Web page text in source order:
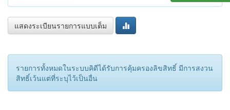
แสดงระเบียนรายการแบบเต็ม
รายการทั้งหมดในระบบคิดีได้รับการคุ้มครองลิขสิทธิ์ มีการสงวน
สิทธิ์เว้นแต่ที่ระบุไว้เป็นอื่น